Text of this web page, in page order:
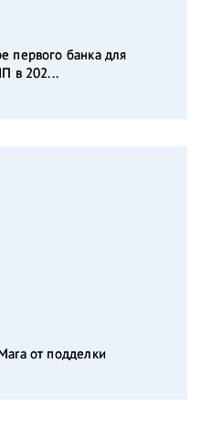
первого банка для
в 202...
от подделки